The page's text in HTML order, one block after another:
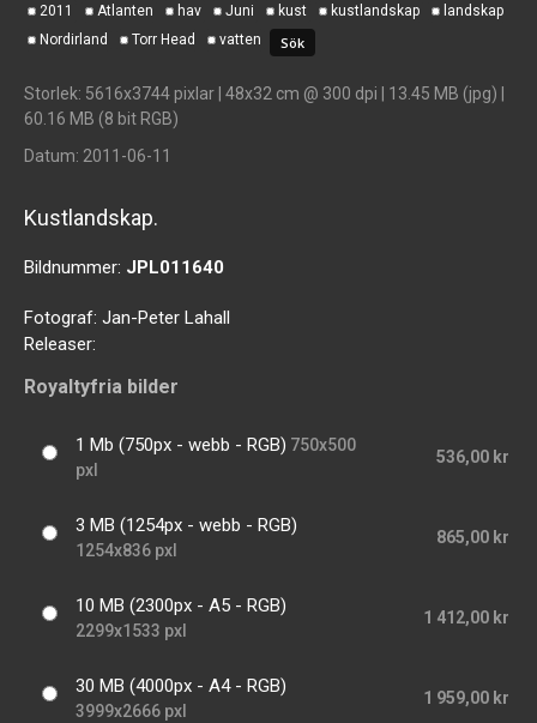
2011 Atlanten hav Juni kust kustlandskap
landskap
Nordirland
Torr Head vatten
Storlek: 5616x3744 pixlar | 48x32 cm @ 300 dpi | 13.45 MB (jpg) |
60.16 MB (8 bit RGB)
Datum: 2011-06-11
Kustlandskap.
Bildnummer: JPL011640
Fotograf: Jan-Peter Lahall
Releaser:
Royaltyfria bilder
1 Mb (750px - webb - RGB) 750x500
pxl
536,00 kr
3 MB (1254px - webb - RGB)
1254x836 pxl
865,00 kr
10 MB (2300px - A5 - RGB)
2299x1533 pxl
1 412,00 kr
30 MB (4000px - A4 - RGB)
3999x2666 pxl
1 959,00 kr